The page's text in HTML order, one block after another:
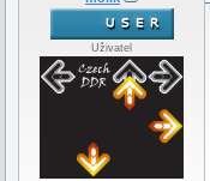
Uživatel